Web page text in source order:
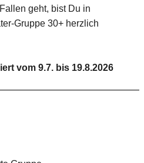
geht, bist Du in
Gruppe 30+ herzlich
vom 9.7. bis 19.8.2026